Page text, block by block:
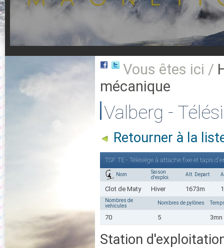
Vous êtes ici /
mécanique
Valberg -
Retourner à la
TSF TE - Télésiège à attache fixe et tapis
Nom
Saison
d'exploi.
Alt. Depart
Clot de Maty Hiver 1673m
Nombres de
vehicules
Nombres de pylônes
70 5 3mn
Station